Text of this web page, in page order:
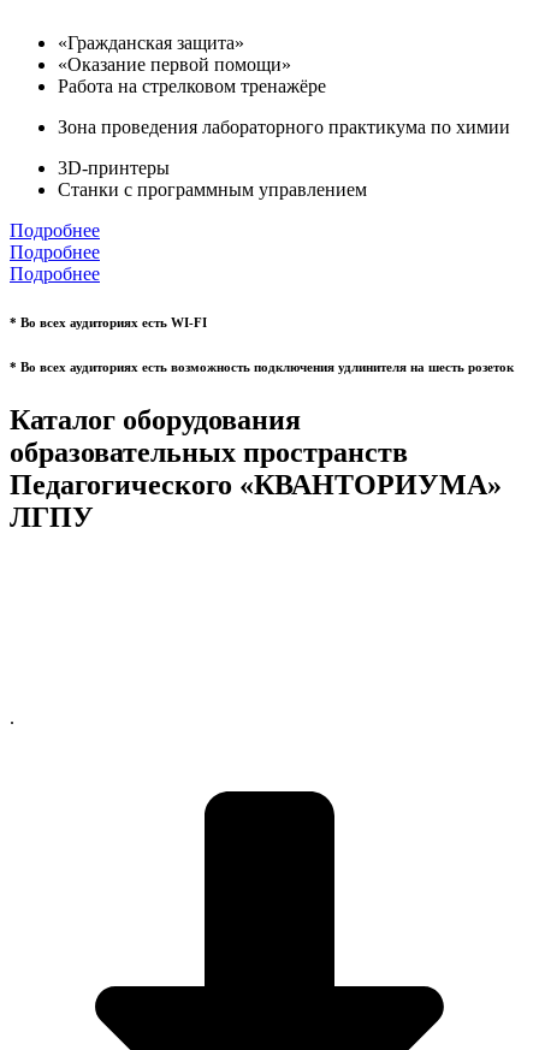
«Гражданская защита»
«Оказание первой помощи»
Работа на стрелковом тренажёре
Зона проведения лабораторного практикума по химии
3D-принтеры
Станки с программным управлением
Подробнее
Подробнее
Подробнее
* Во всех аудиториях есть WI-FI
* Во всех аудиториях есть возможность подключения удлинителя на шесть розеток
Каталог оборудования
образовательных пространств
Педагогического «КВАНТОРИУМА»
ЛГПУ
.